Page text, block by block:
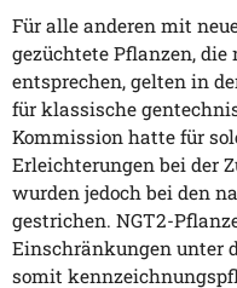
Für alle anderen mit
gezüchtete Pflanzen,
entsprechen, gelten in
für klassische
Kommission hatte für
Erleichterungen bei der
wurden jedoch bei den
gestrichen. NGT2-
Einschränkungen unter
somit